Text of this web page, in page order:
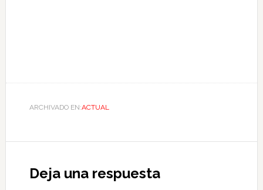
ARCHIVADO EN:ACTUAL
Deja una respuesta